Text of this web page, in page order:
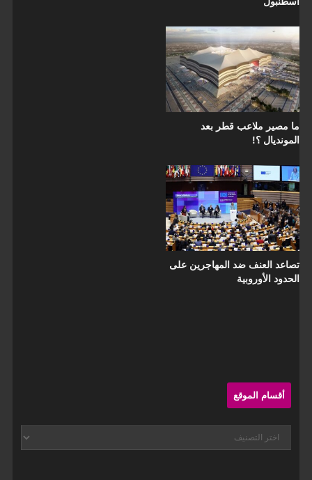
ما مصير ملاعب قطر بعد
المونديال ؟!
تصاعد العنف ضد المهاجرين على
الحدود الأوروبية
Sidebarأقسام الموقع
أقسام